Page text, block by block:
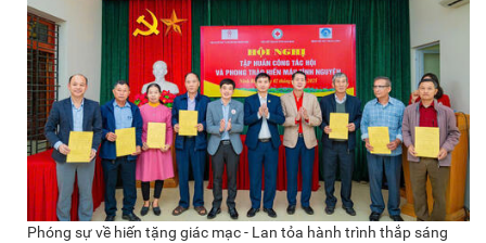
Phóng sự về hiến tặng giác mạc - Lan tỏa hành trình thắp sáng